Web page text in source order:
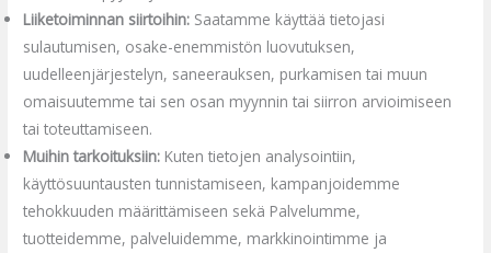
Liiketoiminnan siirtoihin: Saatamme käyttää tietojasi
sulautumisen, osake-enemmistön luovutuksen,
uudelleenjärjestelyn, saneerauksen, purkamisen tai muun
omaisuutemme tai sen osan myynnin tai siirron arvioimiseen
tai toteuttamiseen.
Muihin tarkoituksiin: Kuten tietojen analysointiin,
käyttösuuntausten tunnistamiseen, kampanjoidemme
tehokkuuden määrittämiseen sekä Palvelumme,
tuotteidemme, palveluidemme, markkinointimme ja